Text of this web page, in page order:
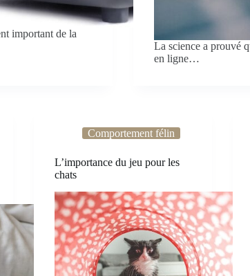
important de la
La science a prouvé
en ligne…
Comportement félin
L’importance du jeu pour les
chats